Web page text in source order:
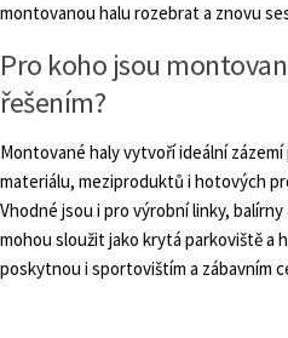
montovanou halu rozebrat a znovu
Pro koho jsou
řešením?
Montované haly vytvoří ideální
materiálu, meziproduktů i hotových
Vhodné jsou i pro výrobní linky,
mohou sloužit jako krytá parkoviště a
poskytnou i sportovištím a zábavním